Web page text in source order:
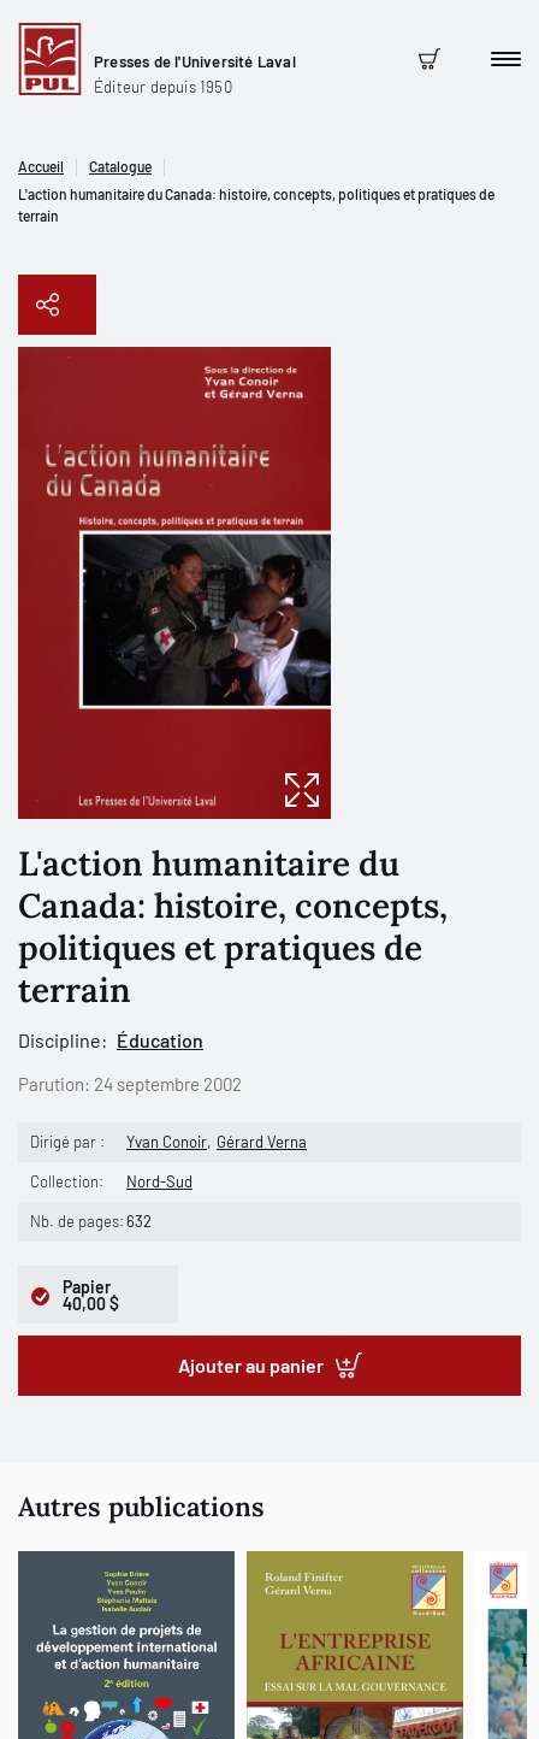
Presses de l'Université Laval
Éditeur depuis 1950
Panier
Accueil
Catalogue
L'action humanitaire du Canada: histoire, concepts, politiques et pratiques de
terrain
L'action humanitaire du
Canada: histoire, concepts,
politiques et pratiques de
terrain
Discipline: Éducation
Parution: 24 septembre 2002
Dirigé par : Yvan Conoir Gérard Verna
Collection: Nord-Sud
Nb. de pages:632
Papier
40,00 $
Ajouter au panier
Autres publications